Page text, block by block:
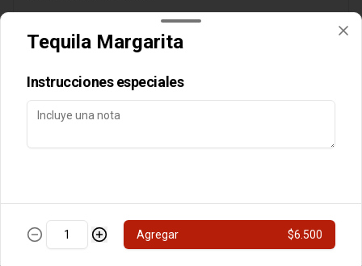
Camarón furay, palta, cubierto de queso,
chimichurri nikkei, flameado, crocante o brotes y
Tequila Margarita
Instrucciones especiales
Agregar $6.500